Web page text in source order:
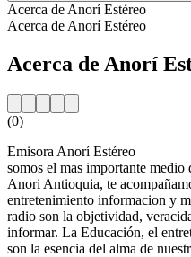
Acerca de Anorí Estéreo
Acerca de Anorí Estéreo
Acerca de Anorí
(0)
Emisora Anorí Estéreo
somos el mas importante
Anori Antioquia, te
entretenimiento informacion y
radio son la objetividad,
informar. La Educación, el
son la esencia del alma de